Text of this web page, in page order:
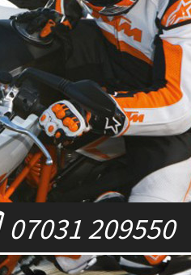
07031 209550